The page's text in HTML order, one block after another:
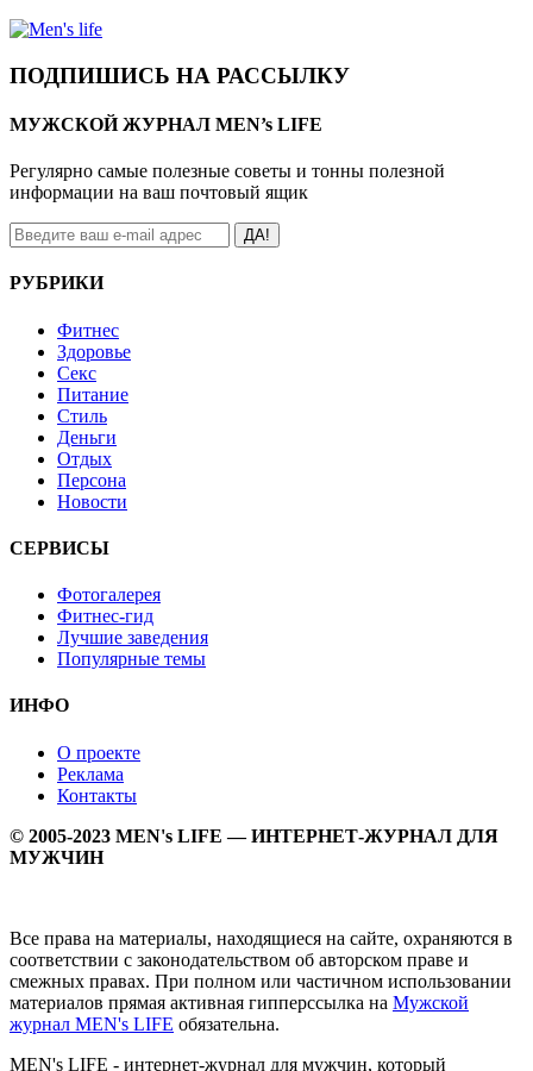
ПОДПИШИСЬ НА РАССЫЛКУ
МУЖСКОЙ ЖУРНАЛ MEN’s LIFE
Регулярно самые полезные советы и тонны полезной
информации на ваш почтовый ящик
ДА!
РУБРИКИ
Фитнес
Здоровье
Секс
Питание
Стиль
Деньги
Отдых
Персона
Новости
СЕРВИСЫ
Фотогалерея
Фитнес-гид
Лучшие заведения
Популярные темы
ИНФО
О проекте
Реклама
Контакты
© 2005-2023 MEN's LIFE — ИНТЕРНЕТ-ЖУРНАЛ ДЛЯ
МУЖЧИН
Все права на материалы, находящиеся на сайте, охраняются в
соответствии с законодательством об авторском праве и
смежных правах. При полном или частичном использовании
материалов прямая активная гипперссылка на Мужской
журнал MEN's LIFE обязательна.
MEN's LIFE - интернет-журнал для мужчин, который